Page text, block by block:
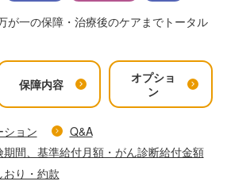
が一の保障・治療後のケアまでトータル
保障内容
オプショ
ン
ション
Q&A
間、基準給付月額・がん診断給付金額
り・約款